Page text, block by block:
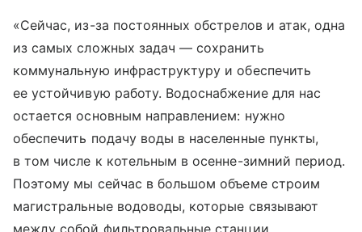
«Сейчас, из-за постоянных обстрелов и атак, одна
из самых сложных задач — сохранить
коммунальную инфраструктуру и обеспечить
ее устойчивую работу. Водоснабжение для нас
остается основным направлением: нужно
обеспечить подачу воды в населенные пункты,
в том числе к котельным в осенне-зимний период.
Поэтому мы сейчас в большом объеме строим
магистральные водоводы, которые связывают
между собой фильтровальные станции